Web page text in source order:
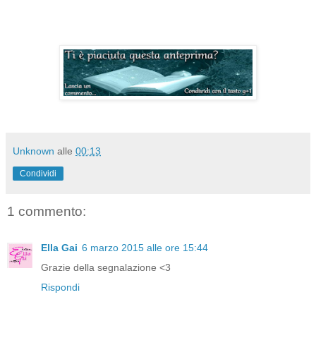
Unknown alle 00:13
Condividi
1 commento:
Ella Gai 6 marzo 2015 alle ore 15:44
Grazie della segnalazione <3
Rispondi